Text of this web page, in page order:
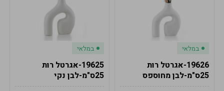
במלאי
19626-אגרטל רות
25ס"מ-לבן מחוספס
במלאי
19625-אגרטל רות
25ס"מ-לבן נקי